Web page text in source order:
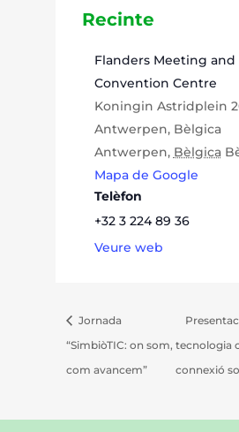
Recinte
Flanders Meeting and
Convention Centre
Koningin Astridplein
Antwerpen, Bèlgica
Antwerpen, Bèlgica
Mapa de Google
Telèfon
+32 3 224 89 36
Veure web
Jornada
“SimbiòTIC: on som,
com avancem”
tecnologia
connexió